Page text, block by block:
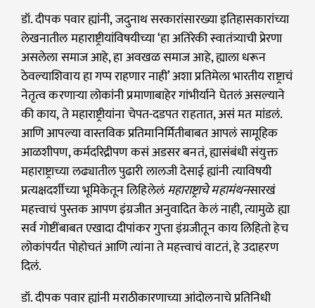
डॉ. दीपक पवार ह्यांनी, जदुनाथ सरकारांसारख्या इतिहासकारांच्या
लेखनातील महाराष्ट्रीयांविषयीच्या ‘हा अतिरेकी स्वातंत्र्याची प्रेरणा
असलेला समाज आहे, हा अवखळ समाज आहे, ह्याला धरून
ठेवल्याशिवाय हा गप्प राहणार नाही’ अशा प्रतिमेला भारतीय राष्ट्राचं
नेतृत्व करणाऱ्या लोकांनी प्रमाणाबाहेर गांभीर्याने घेतलं असल्याने
की काय, ते महाराष्ट्रीयांना चेपत-दडपत राहतात, असं मत मांडलं.
आणि आपल्या वास्तविक प्रतिमानिर्मितीबाबत आपलं सामूहिक
आळशीपण, कर्मदरिद्रीपण कसं अडसर बनतं, ह्यासंबंधी संयुक्त
महाराष्ट्राच्या लढ्यातील पुढारी लालजी देसाई ह्यांनी त्याविषयी
प्रत्यक्षदर्शीच्या भूमिकेतून लिहिलेलंमहाराष्ट्राचे महामंथनसारखं
महत्त्वाचं पुस्तक आपण इंग्रजीत अनुवादित केलं नाही, त्यामुळे ह्या
सर्व गोष्टींबाबत एखादा दीपांकर गुप्ता इंग्रजीतून काय लिहितो हेच
लोकांपर्यंत पोहोचतं आणि त्यांना ते महत्त्वाचं वाटतं, हे उदाहरण
दिलं.
डॉ. दीपक पवार ह्यांनी मराठीकारणाच्या आंदोलनाचे प्रतिनिधी